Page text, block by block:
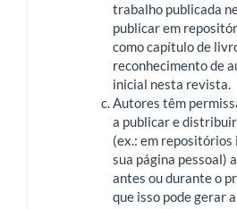
trabalho publicada
publicar em
como capítulo de
reconhecimento de
inicial nesta revista.
Autores têm
a publicar e
(ex.: em
sua página pessoal)
antes ou durante o
que isso pode gerar